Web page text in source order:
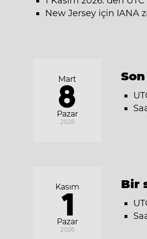
New Jersey için IANA
Pazar
Mart
8
2026
Pazar
Kasım
1
2026
Bir